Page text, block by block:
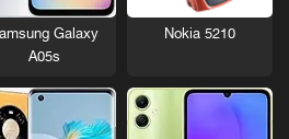
Nokia 5210
Galaxy
A05s